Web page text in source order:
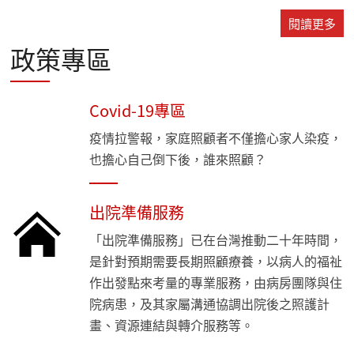
閱讀更多
政策專區
Covid-19專區
疫情拉警報，家庭照顧者不僅擔心家人染疫，
也擔心自己倒下後，誰來照顧？
出院準備服務
「出院準備服務」已在台灣推動二十年時間，
是針對預期需要長期照顧療養，以病人的福祉
作出發點來考量的專業服務，由病房團隊與住
院病患，及其家屬溝通協調出院後之照護計
畫、資源連結與轉介服務等。